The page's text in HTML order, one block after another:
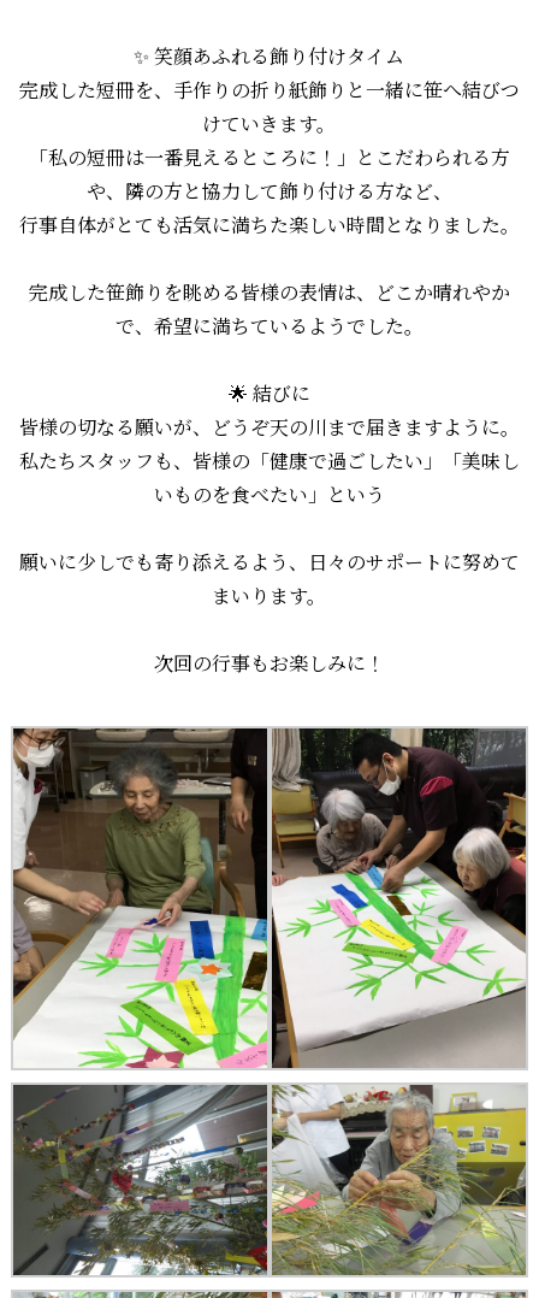
✨ 笑顔あふれる飾り付けタイム
完成した短冊を、手作りの折り紙飾りと一緒に笹へ結びつ
けていきます。
「私の短冊は一番見えるところに！」とこだわられる方
や、隣の方と協力して飾り付ける方など、
行事自体がとても活気に満ちた楽しい時間となりました。
完成した笹飾りを眺める皆様の表情は、どこか晴れやか
で、希望に満ちているようでした。
🌟 結びに
皆様の切なる願いが、どうぞ天の川まで届きますように。
私たちスタッフも、皆様の「健康で過ごしたい」「美味し
いものを食べたい」という
願いに少しでも寄り添えるよう、日々のサポートに努めて
まいります。
次回の行事もお楽しみに！